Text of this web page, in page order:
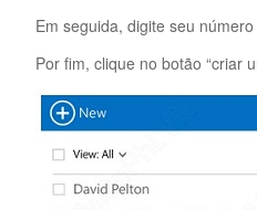
Em seguida, digite seu
Por fim, clique no botão “criar